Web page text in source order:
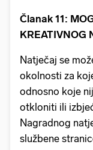
Članak 11:
KREATIVNOG
Natječaj se
okolnosti za
odnosno koje
otkloniti ili
Nagradnog
službene